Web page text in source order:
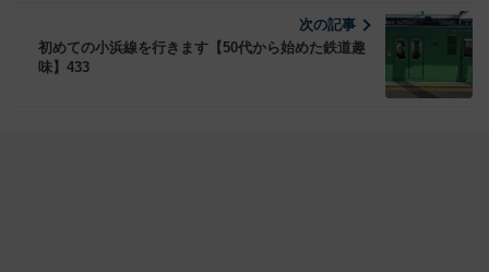
次の記事
初めての小浜線を行きます【50代から始めた鉄道趣
味】433